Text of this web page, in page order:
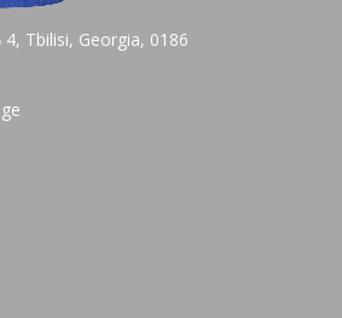
Tbilisi, Georgia, 0186